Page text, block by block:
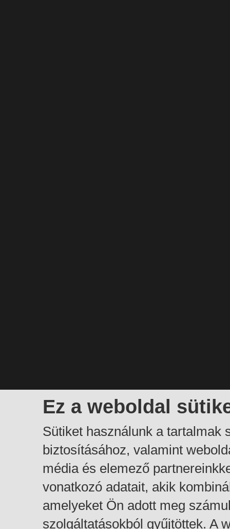
Ez a weboldal
Sütiket használunk a tartalmak
biztosításához, valamint
média és elemező
vonatkozó adatait, akik
amelyeket Ön adott meg
szolgáltatásokból gyűjtöttek. A